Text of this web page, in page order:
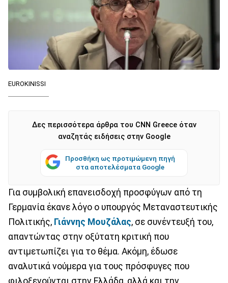
EUROKINISSI
Δες περισσότερα άρθρα του CNN Greece όταν
αναζητάς ειδήσεις στην Google
Προσθήκη ως προτιμώμενη πηγή
στα αποτελέσματα Google
Για συμβολική επανεισδοχή προσφύγων από τη
Γερμανία έκανε λόγο ο υπουργός Μεταναστευτικής
Πολιτικής, Γιάννης Μουζάλας, σε συνέντευξή του,
απαντώντας στην οξύτατη κριτική που
αντιμετωπίζει για το θέμα. Ακόμη, έδωσε
αναλυτικά νούμερα για τους πρόσφυγες που
φιλοξενούνται στην Ελλάδα, αλλά και την